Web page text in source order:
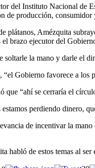
del Instituto Nacional de
de producción,
plátanos, Amézquita
brazo ejecutor del
la mano y darle el
“el Gobierno favorece a
que “ahí se cerraría el
perdiendo dinero,
de incentivar la
habló de estos temas al